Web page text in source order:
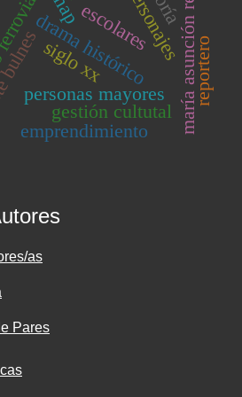
escolares
drama histórico maría asunción requena
personas mayores
gestión cultutal
siglo xx reportero
emprendimiento
as
Pares